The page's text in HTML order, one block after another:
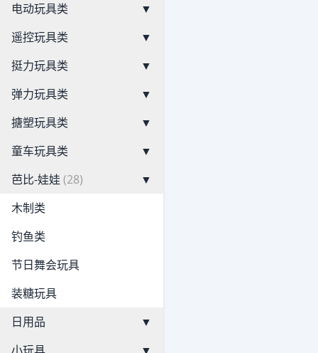
电动玩具类
▼
遥控玩具类
▼
挺力玩具类
▼
弹力玩具类
▼
搪塑玩具类
▼
童车玩具类
▼
芭比-娃娃 (28)
▼
木制类
钓鱼类
节日舞会玩具
装糖玩具
日用品
▼